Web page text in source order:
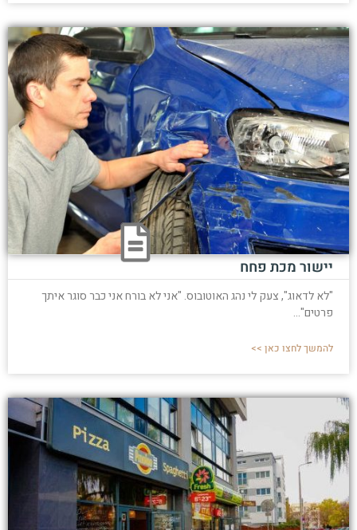
יישור מכת פחח
"לא לדאוג", צעק לי נהג האוטובוס. "אני לא בורח אני כבר סוגר איתך
פרטים"...
להמשך לחצו כאן >>